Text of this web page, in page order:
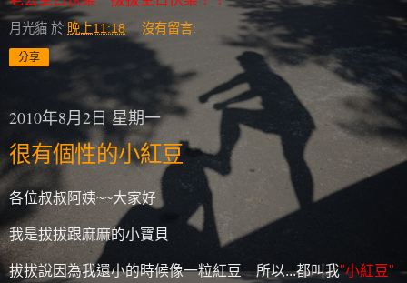
月光貓 於 晚上11:18 沒有留言:
分享
2010年8月2日 星期一
很有個性的小紅豆
各位叔叔阿姨~~大家好
我是拔拔跟麻麻的小寶貝
拔拔說因為我還小的時候像一粒紅豆 所以...都叫我"小紅豆"